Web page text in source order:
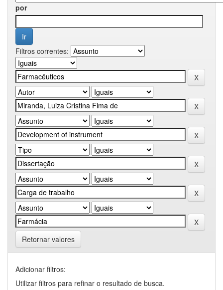
por
Filtros correntes:
Retornar valores
Adicionar filtros:
Utilizar filtros para refinar o resultado de busca.